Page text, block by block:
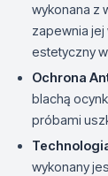
wykonana z
zapewnia
estetyczny
Ochrona
blachą
próbami
wykonany